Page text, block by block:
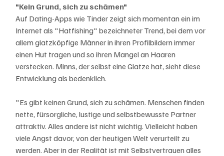
"Kein Grund, sich zu schämen"
Auf Dating-Apps wie Tinder zeigt sich momentan ein im
Internet als "Hatfishing" bezeichneter Trend, bei dem vor
allem glatzköpfige Männer in ihren Profilbildern immer
einen Hut tragen und so ihren Mangel an Haaren
verstecken. Minns, der selbst eine Glatze hat, sieht diese
Entwicklung als bedenklich.
"Es gibt keinen Grund, sich zu schämen. Menschen finden
nette, fürsorgliche, lustige und selbstbewusste Partner
attraktiv. Alles andere ist nicht wichtig. Vielleicht haben
viele Angst davor, von der heutigen Welt verurteilt zu
werden. Aber in der Realität ist mit Selbstvertrauen alles